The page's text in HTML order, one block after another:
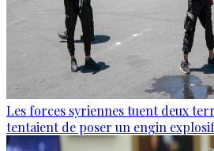
Les forces syriennes tuent deux
tentaient de poser un engin explosif